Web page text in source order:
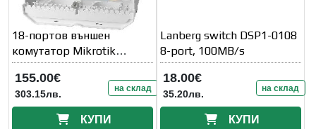
18-портов външен
комутатор Mikrotik
netPower 15FR
155.00€
303.15лв. на склад
КУПИ
Lanberg switch DSP1-0108
8-port, 100MB/s
18.00€
35.20лв. на склад
КУПИ